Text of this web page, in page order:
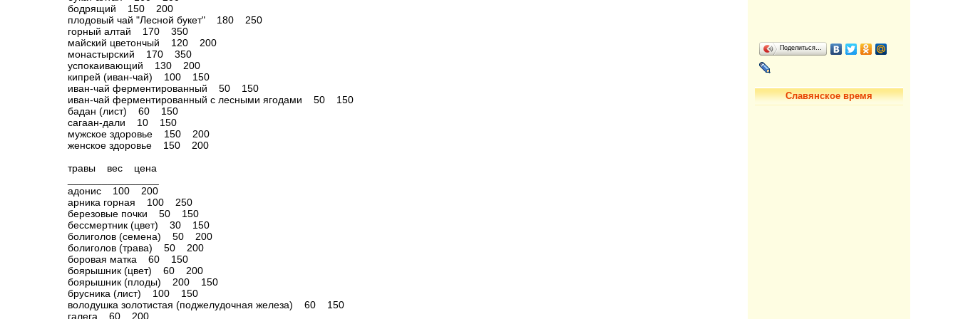
бодрящий 150 200
плодовый чай "Лесной букет" 180 250
горный алтай 170 350
майский цветончый 120 200
монастырский 170 350
успокаивающий 130 200
кипрей (иван-чай) 100 150
иван-чай ферментированный 50 150
иван-чай ферментированный с лесными ягодами 50 150
бадан (лист) 60 150
сагаан-дали 10 150
мужское здоровье 150 200
женское здоровье 150 200
травы вес цена
адонис 100 200
арника горная 100 250
березовые почки 50 150
бессмертник (цвет) 30 150
болиголов (семена) 50 200
болиголов (трава) 50 200
боровая матка 60 150
боярышник (цвет) 60 200
боярышник (плоды) 200 150
брусника (лист) 100 150
володушка золотистая (поджелудочная железа) 60 150
галега 60 200
Поделиться…
Славянское время